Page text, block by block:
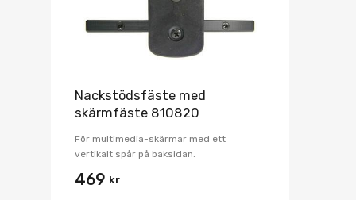
Nackstödsfäste med
skärmfäste 810820
För multimedia-skärmar med ett
vertikalt spår på baksidan.
469 kr